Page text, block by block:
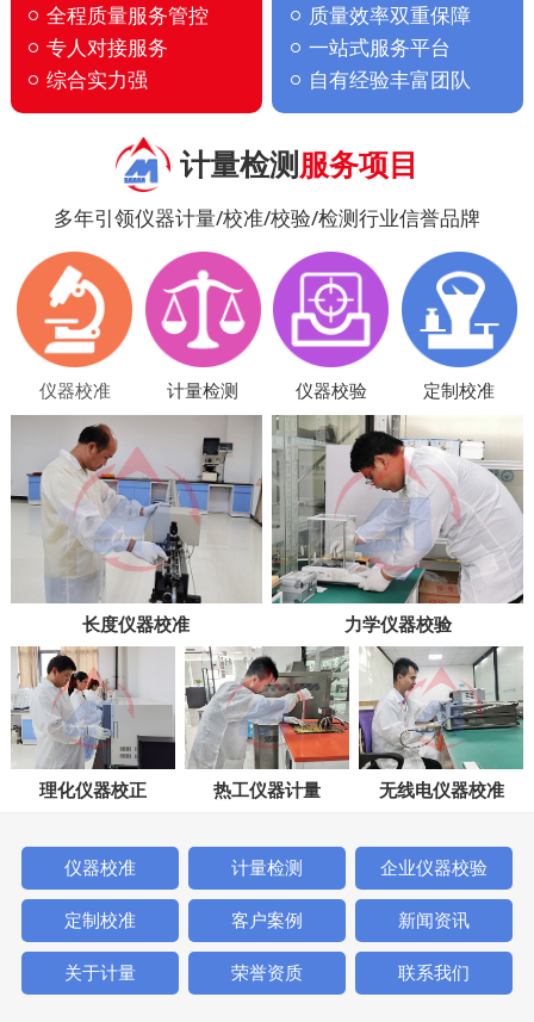
全程质量服务管控
专人对接服务
综合实力强
质量效率双重保障
一站式服务平台
自有经验丰富团队
计量检测服务项目
多年引领仪器计量/校准/校验/检测行业信誉品牌
仪器校准 计量检测 仪器校验 定制校准
长度仪器校准 力学仪器校验
理化仪器校正 热工仪器计量 无线电仪器校准
仪器校准 计量检测 企业仪器校验
定制校准 客户案例 新闻资讯
关于计量 荣誉资质 联系我们